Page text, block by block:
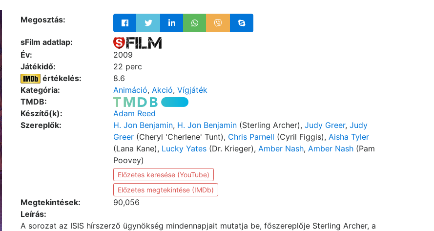
Megosztás:
sFilm adatlap:
Év:
2009
Játékidő:
22 perc
értékelés:
8.6
Kategória:
Animáció, Akció, Vígjáték
TMDB:
Készítő(k):
Adam Reed
Szereplők:
H. Jon Benjamin, H. Jon Benjamin (Sterling Archer), Judy Greer, Judy
Greer (Cheryl 'Cherlene' Tunt), Chris Parnell (Cyril Figgis), Aisha Tyler
(Lana Kane), Lucky Yates (Dr. Krieger), Amber Nash, Amber Nash (Pam
Poovey)
Előzetes keresése (YouTube)
Előzetes megtekintése (IMDb)
Megtekintések:
90,056
Leírás:
A sorozat az ISIS hírszerző ügynökség mindennapjait mutatja be, főszereplője Sterling Archer, a